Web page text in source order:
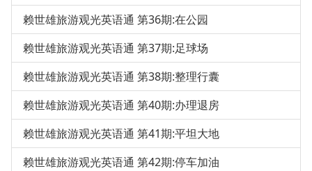
赖世雄旅游观光英语通 第36期:在公园
赖世雄旅游观光英语通 第37期:足球场
赖世雄旅游观光英语通 第38期:整理行囊
赖世雄旅游观光英语通 第40期:办理退房
赖世雄旅游观光英语通 第41期:平坦大地
赖世雄旅游观光英语通 第42期:停车加油